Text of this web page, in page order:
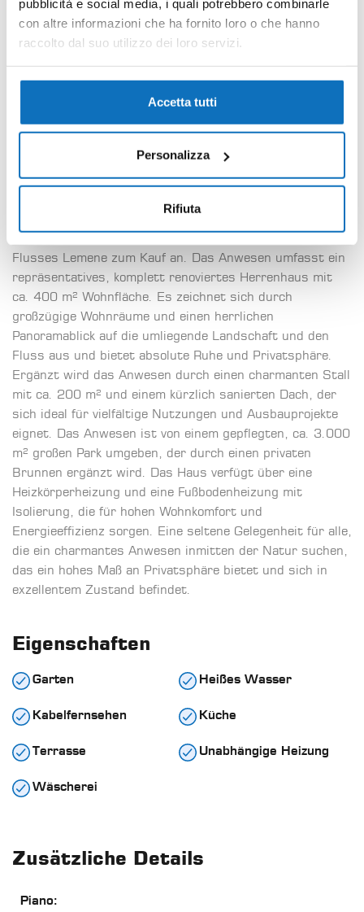
pubblicità e social media, i quali potrebbero combinarle
con altre informazioni che ha fornito loro o che hanno
raccolto dal suo utilizzo dei loro servizi.
Accetta tutti
Personalizza
Rifiuta
Übersicht
5 3 440mq
Beschreibung
In der malerischen Landschaft von Caorle, im idyllischen
Hauptstraßen und den Küstenstränden, bieten wir Ihnen
ein charmantes Landhaus mit Blick auf das Ufer des
Flusses Lemene zum Kauf an. Das Anwesen umfasst ein
repräsentatives, komplett renoviertes Herrenhaus mit
ca. 400 m² Wohnfläche. Es zeichnet sich durch
großzügige Wohnräume und einen herrlichen
Panoramablick auf die umliegende Landschaft und den
Fluss aus und bietet absolute Ruhe und Privatsphäre.
Ergänzt wird das Anwesen durch einen charmanten Stall
mit ca. 200 m² und einem kürzlich sanierten Dach, der
sich ideal für vielfältige Nutzungen und Ausbauprojekte
eignet. Das Anwesen ist von einem gepflegten, ca. 3.000
m² großen Park umgeben, der durch einen privaten
Brunnen ergänzt wird. Das Haus verfügt über eine
Heizkörperheizung und eine Fußbodenheizung mit
Isolierung, die für hohen Wohnkomfort und
Energieeffizienz sorgen. Eine seltene Gelegenheit für alle,
die ein charmantes Anwesen inmitten der Natur suchen,
das ein hohes Maß an Privatsphäre bietet und sich in
exzellentem Zustand befindet.
Eigenschaften
Garten Heißes Wasser
Kabelfernsehen Küche
Terrasse Unabhängige Heizung
Wäscherei
Zusätzliche Details
Piano: